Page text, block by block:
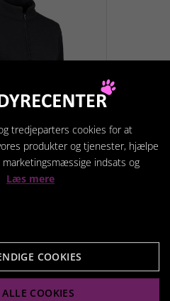
URBAN
SPAR 40%
198,00 kr.
tredjeparters cookies for at
produkter og tjenester, hjælpe
indsats og
Læs mere
COOKIES
ALLE COOKIES